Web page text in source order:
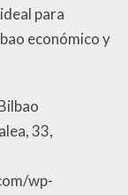
para
económico y
33,
wp-